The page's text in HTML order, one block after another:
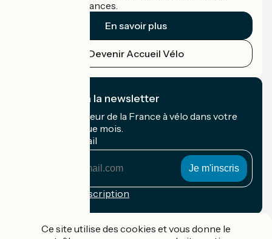
cyclistes en vacances.
En savoir plus
Devenir Accueil Vélo
Je m'abonne à la newsletter
Recevez le meilleur de la France à vélo dans votre
boîte mail chaque mois.
Mon adresse mail
Conditions d'inscription
Ce site utilise des cookies et vous donne le